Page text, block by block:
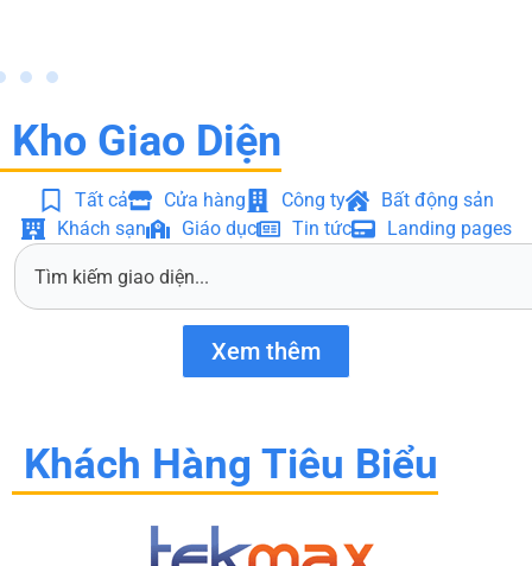
Kho Giao Diện
Tất cả Cửa hàng Công ty
Bất động sản
Khách sạn
Giáo dục Tin tức Landing pages
S
Xem thêm
Khách Hàng Tiêu Biểu